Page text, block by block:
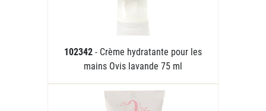
102342 - Crème hydratante pour les
mains Ovis lavande 75 ml